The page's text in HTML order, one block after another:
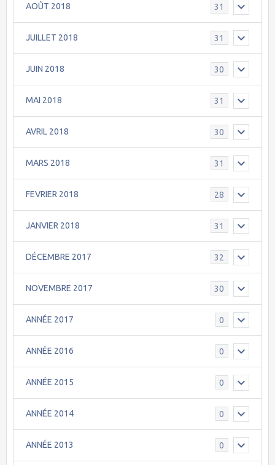
AOÛT 2018 31
JUILLET 2018 31
JUIN 2018 30
MAI 2018 31
AVRIL 2018 30
MARS 2018 31
FEVRIER 2018 28
JANVIER 2018 31
DÉCEMBRE 2017 32
NOVEMBRE 2017 30
ANNÉE 2017 0
ANNÉE 2016 0
ANNÉE 2015 0
ANNÉE 2014 0
ANNÉE 2013 0